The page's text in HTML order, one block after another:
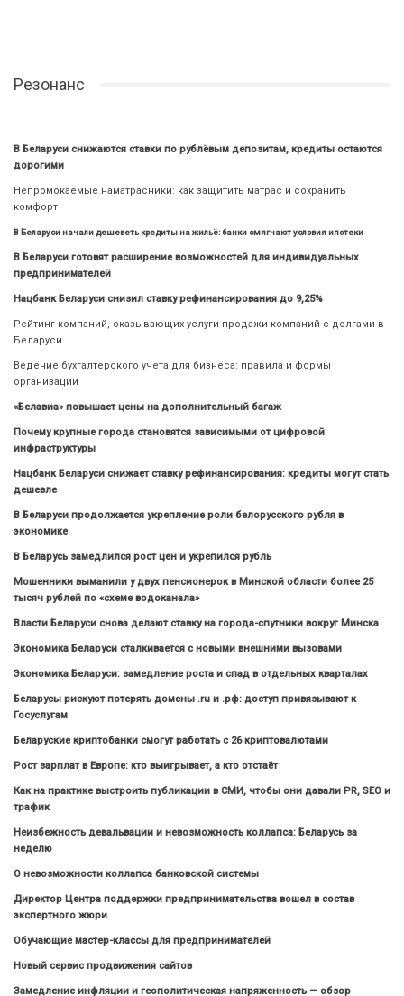
Резонанс
В Беларуси снижаются ставки по рублёвым депозитам, кредиты остаются
дорогими
Непромокаемые наматрасники: как защитить матрас и сохранить
комфорт
В Беларуси начали дешеветь кредиты на жильё: банки смягчают условия ипотеки
В Беларуси готовят расширение возможностей для индивидуальных
предпринимателей
Нацбанк Беларуси снизил ставку рефинансирования до 9,25%
Рейтинг компаний, оказывающих услуги продажи компаний с долгами в
Беларуси
Ведение бухгалтерского учета для бизнеса: правила и формы
организации
«Белавиа» повышает цены на дополнительный багаж
Почему крупные города становятся зависимыми от цифровой
инфраструктуры
Нацбанк Беларуси снижает ставку рефинансирования: кредиты могут стать
дешевле
В Беларуси продолжается укрепление роли белорусского рубля в
экономике
В Беларусь замедлился рост цен и укрепился рубль
Мошенники выманили у двух пенсионерок в Минской области более 25
тысяч рублей по «схеме водоканала»
Власти Беларуси снова делают ставку на города-спутники вокруг Минска
Экономика Беларуси сталкивается с новыми внешними вызовами
Экономика Беларуси: замедление роста и спад в отдельных кварталах
Беларусы рискуют потерять домены .ru и .рф: доступ привязывают к
Госуслугам
Беларуские криптобанки смогут работать с 26 криптовалютами
Рост зарплат в Европе: кто выигрывает, а кто отстаёт
Как на практике выстроить публикации в СМИ, чтобы они давали PR, SEO и
трафик
Неизбежность девальвации и невозможность коллапса: Беларусь за
неделю
О невозможности коллапса банковской системы
Директор Центра поддержки предпринимательства вошел в состав
экспертного жюри
Обучающие мастер-классы для предпринимателей
Новый сервис продвижения сайтов
Замедление инфляции и геополитическая напряженность — обзор